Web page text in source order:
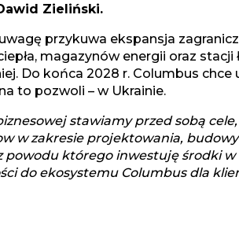
Zieliński.
przykuwa ekspansja
magazynów energii oraz
Do końca 2028 r. Columbus chce
to pozwoli – w Ukrainie.
stawiamy przed sobą
w zakresie projektowania,
którego inwestuję środki
do ekosystemu Columbus dla